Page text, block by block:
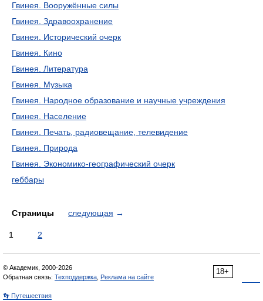
Гвинея. Вооружённые силы
Гвинея. Здравоохранение
Гвинея. Исторический очерк
Гвинея. Кино
Гвинея. Литература
Гвинея. Музыка
Гвинея. Народное образование и научные учреждения
Гвинея. Население
Гвинея. Печать, радиовещание, телевидение
Гвинея. Природа
Гвинея. Экономико-географический очерк
геббары
Страницы следующая →
1 2
18+
© Академик, 2000-2026
Обратная связь: Техподдержка Реклама на сайте
👣 Путешествия